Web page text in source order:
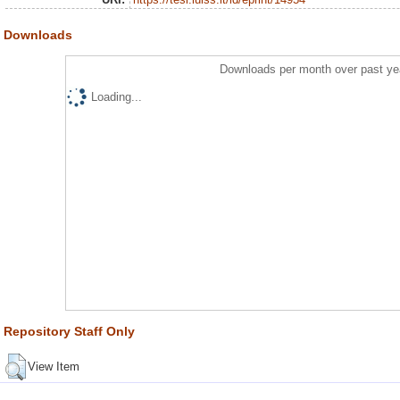
Downloads
Downloads per month over past
Loading...
Repository Staff Only
View Item